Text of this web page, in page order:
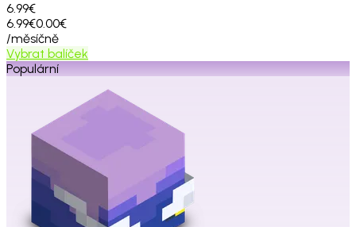
6.99€
6.99€0.00€
/měsíčně
Vybrat balíček
Populární